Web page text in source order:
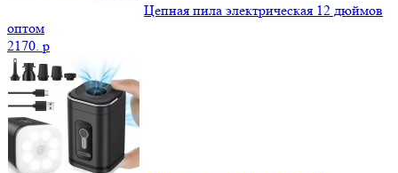
Цепная пила электрическая 12 дюймов
оптом
2170. p